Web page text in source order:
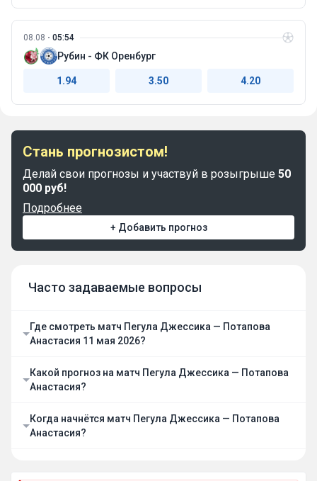
08.08 05:54
Рубин - ФК Оренбург
1.94 3.50 4.20
Стань прогнозистом!
Делай свои прогнозы и участвуй в розыгрыше 50
000 руб!
Подробнее
+ Добавить прогноз
Часто задаваемые вопросы
Где смотреть матч Пегула Джессика — Потапова
Анастасия 11 мая 2026?
Какой прогноз на матч Пегула Джессика — Потапова
Анастасия?
Когда начнётся матч Пегула Джессика — Потапова
Анастасия?